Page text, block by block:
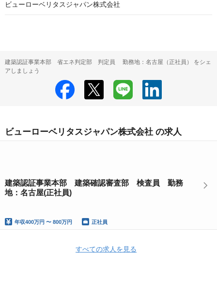
ビューローベリタスジャパン株式会社
建築認証事業本部 省エネ判定部 判定員 勤務地：名古屋（正社員） をシェ
アしましょう
ビューローベリタスジャパン株式会社 の求人
建築認証事業本部 建築確認審査部 検査員 勤務
地：名古屋(正社員)
年収400万円 〜 800万円 正社員
すべての求人を見る